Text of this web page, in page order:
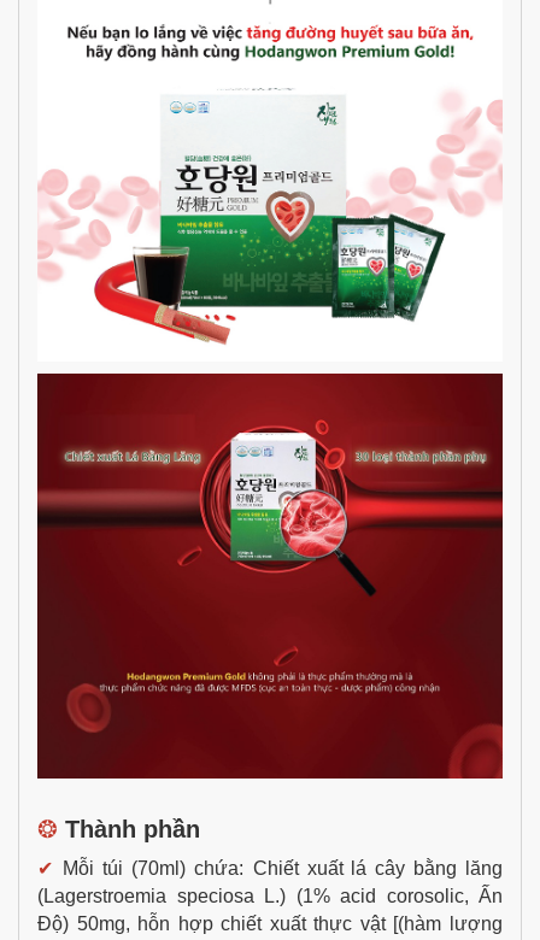
❂ Thành phần
✔
Mỗi túi (70ml) chứa: Chiết xuất lá cây bằng lăng
(Lagerstroemia speciosa L.) (1% acid corosolic, Ấn
Độ) 50mg, hỗn hợp chiết xuất thực vật [(hàm lượng